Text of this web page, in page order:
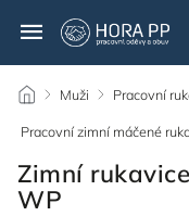
/ Muži / Pracovní
Pracovní zimní máčené
Zimní
WP